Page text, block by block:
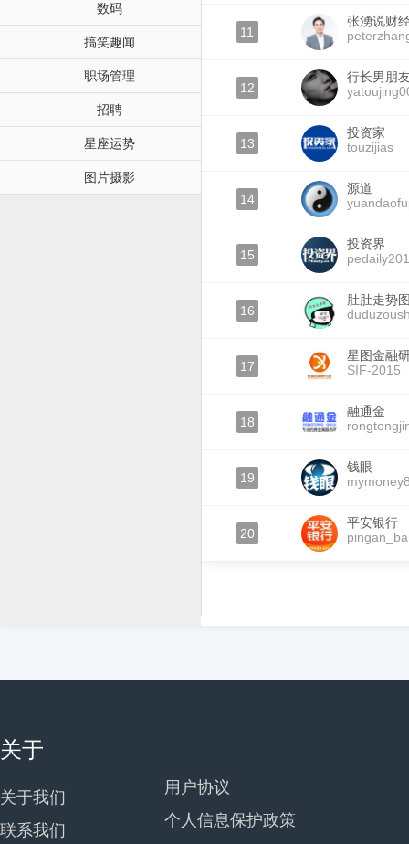
数码
搞笑趣闻
职场管理
招聘
星座运势
图片摄影
11
张湧说财
12
行长男朋
13
投资家
touzijias
14
源道
15
投资界
16
肚肚走势
17
星图金融
SIF-2015
18
融通金
19
钱眼
20
平安银行
关于
关于我们
联系我们
用户协议
个人信息保护政策